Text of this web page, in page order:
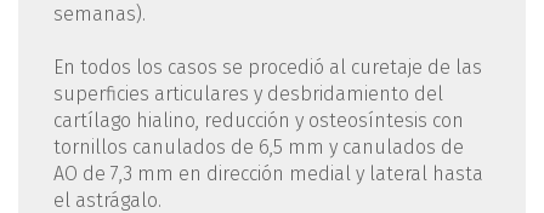
semanas).
En todos los casos se procedió al curetaje de las
superficies articulares y desbridamiento del
cartílago hialino, reducción y osteosíntesis con
tornillos canulados de 6,5 mm y canulados de
AO de 7,3 mm en dirección medial y lateral hasta
el astrágalo.